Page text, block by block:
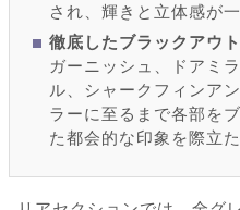
され、輝きと立体感が
徹底したブラックアウ
ガーニッシュ、ドアミ
ル、シャークフィンア
ラーに至るまで各部を
た都会的な印象を際立